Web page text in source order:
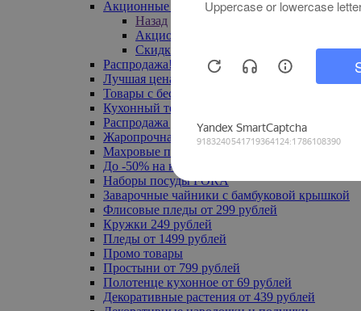
Акционные товары
Назад
Акционные товары
Скидка 20% по промокоду
Распродажа! Ульяновск до -70%
Лучшая цена
Товары с бесплатной доставкой
Кухонный текстиль
Распродажа до -50%
Жаропрочная посуда
Махровые полотенца
До -50% на ковры
Наборы посуды FORA
Заварочные чайники с бамбуковой крышкой
Флисовые пледы от 299 рублей
Кружки 249 рублей
Пледы от 1499 рублей
Промо товары
Простыни от 799 рублей
Полотенце кухонное от 69 рублей
Декоративные растения от 439 рублей